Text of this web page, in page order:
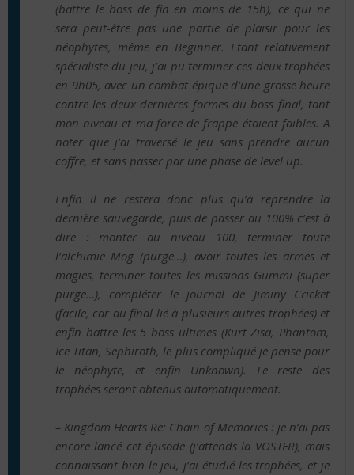
(battre le boss de fin en moins de 15h), ce qui ne
sera peut-être pas une partie de plaisir pour les
néophytes, même en Beginner. Etant relativement
spécialiste du jeu, j’ai pu terminer ces deux trophées
en 9h05, avec un combat épique d’une grosse heure
contre les deux dernières formes du boss final, tant
mon niveau et ma force de frappe étaient faibles. A
noter que j’ai traversé le jeu sans prendre aucun
coffre, et sans passer par une phase de level up.
Enfin il ne restera donc plus qu’à reprendre la
dernière sauvegarde, puis de passer au 100% c’est à
dire : monter au niveau 100, terminer toute
l’alchimie Mog (purge…), avoir toutes les armes et
magies, terminer toutes les missions Gummi (super
purge…), compléter le journal de Jiminy Cricket
(facile, car au final lié à plusieurs autres trophées) et
enfin battre les 5 boss ultimes (Kurt Zisa, Phantom,
Ice Titan, Sephiroth, le plus compliqué je pense pour
le néophyte, et enfin Unknown). Le reste des
trophées seront obtenus automatiquement.
– Kingdom Hearts Re: Chain of Memories : je n’ai pas
encore lancé cet épisode (j’attends la VOSTFR), mais
connaissant bien le jeu, j’ai étudié les trophées, et je